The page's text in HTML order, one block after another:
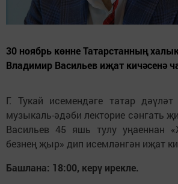
30 ноябрь көнне Татарстанның
Владимир Васильев иҗат кичәсенә
Г. Тукай исемендәге татар
музыкаль-әдәби лекторие сәнгать
Васильев 45 яшь тулу уңаеннан
безнең җыр» дип исемләнгән иҗат
Башлана: 18:00, керү ирекле.